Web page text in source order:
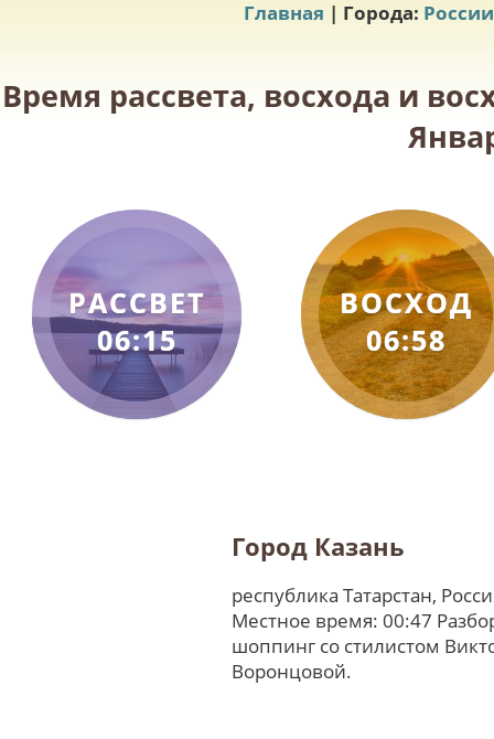
Главная | Города: России
Время рассвета, восхода и
РАССВЕТ
06:15
ВОСХОД
06:58
Город Казань
республика Татарстан,
Местное время: 00:47
шоппинг со стилистом
Воронцовой.